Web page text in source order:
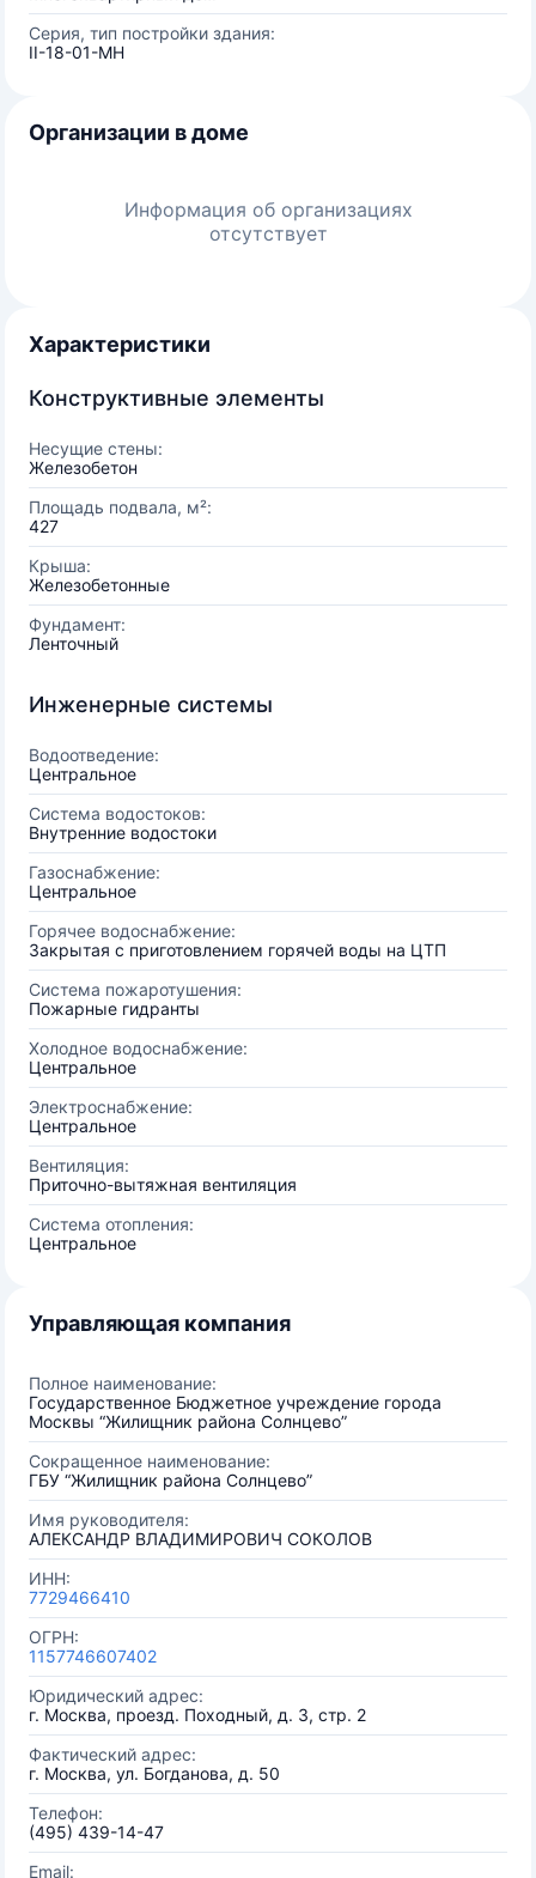
Серия, тип постройки здания:
II-18-01-МН
Организации в доме
Информация об организациях
отсутствует
Характеристики
Конструктивные элементы
Несущие стены:
Железобетон
Площадь подвала, м²:
427
Крыша:
Железобетонные
Фундамент:
Ленточный
Инженерные системы
Водоотведение:
Центральное
Система водостоков:
Внутренние водостоки
Газоснабжение:
Центральное
Горячее водоснабжение:
Закрытая с приготовлением горячей воды на ЦТП
Система пожаротушения:
Пожарные гидранты
Холодное водоснабжение:
Центральное
Электроснабжение:
Центральное
Вентиляция:
Приточно-вытяжная вентиляция
Система отопления:
Центральное
Управляющая компания
Полное наименование:
Государственное Бюджетное учреждение города
Москвы “Жилищник района Солнцево”
Сокращенное наименование:
ГБУ “Жилищник района Солнцево”
Имя руководителя:
АЛЕКСАНДР ВЛАДИМИРОВИЧ СОКОЛОВ
ИНН:
7729466410
ОГРН:
1157746607402
Юридический адрес:
г. Москва, проезд. Походный, д. 3, стр. 2
Фактический адрес:
г. Москва, ул. Богданова, д. 50
Телефон:
(495) 439-14-47
Email: